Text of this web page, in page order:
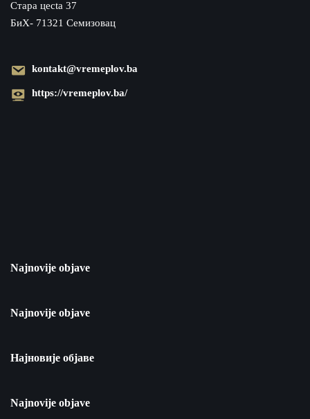
Cтара цecta 37
БиХ- 71321 Семизовац
kontakt@vremeplov.ba
https://vremeplov.ba/
Najnovije objave
Najnovije objave
Најновије објаве
Najnovije objave